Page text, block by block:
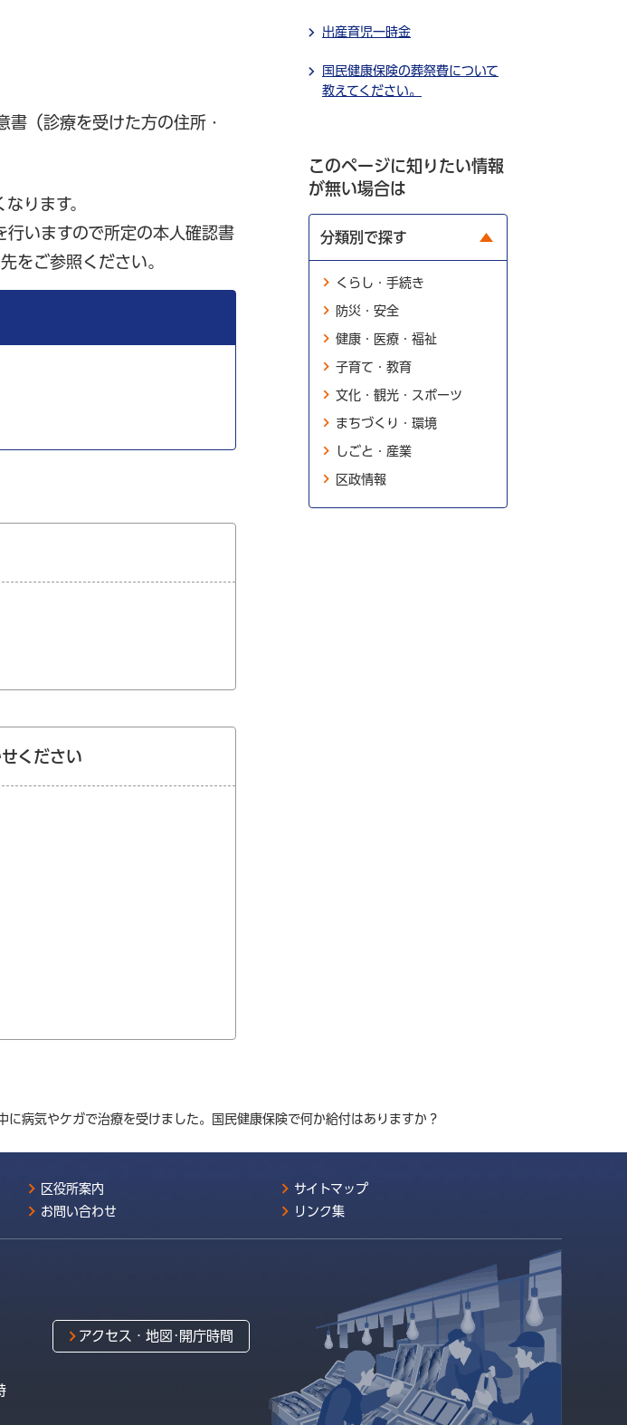
（診療を受けた方の住所・
ります。
行いますので所定の本人確認書
をご参照ください。
ください
出産育児一時金
国民健康保険の葬祭費について
教えてください。
このページに知りたい情報
が無い場合は
分類別で探す
くらし・手続き
防災・安全
健康・医療・福祉
子育て・教育
文化・観光・スポーツ
まちづくり・環境
しごと・産業
区政情報
に病気やケガで治療を受けました。国民健康保険で何か給付はありますか？
区役所案内
サイトマップ
お問い合わせ リンク集
アクセス・地図･開庁時間